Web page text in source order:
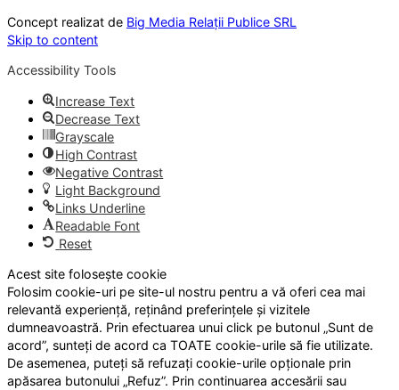
Concept realizat de Big Media Relații Publice SRL
Skip to content
Accessibility Tools
Increase Text
Decrease Text
Grayscale
High Contrast
Negative Contrast
Light Background
Links Underline
Readable Font
Reset
Acest site folosește cookie
Folosim cookie-uri pe site-ul nostru pentru a vă oferi cea mai
relevantă experiență, reținând preferințele și vizitele
dumneavoastră. Prin efectuarea unui click pe butonul „Sunt de
acord”, sunteți de acord ca TOATE cookie-urile să fie utilizate.
De asemenea, puteți să refuzați cookie-urile opționale prin
apăsarea butonului „Refuz”. Prin continuarea accesării sau